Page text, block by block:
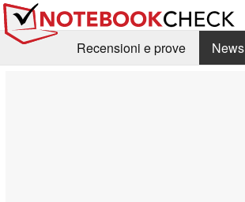
Recensioni e prove
News